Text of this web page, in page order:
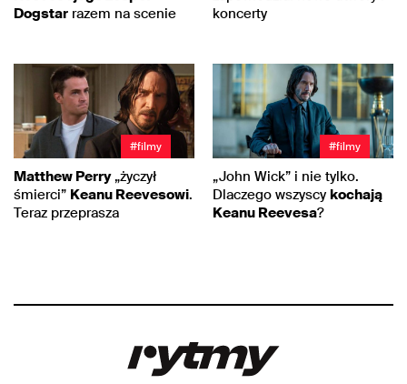
Dogstar razem na scenie
koncerty
#filmy
Matthew Perry„życzył
śmierci” Keanu Reevesowi.
Teraz przeprasza
#filmy
„John Wick” i nie tylko.
Dlaczego wszyscy kochają
Keanu Reevesa?